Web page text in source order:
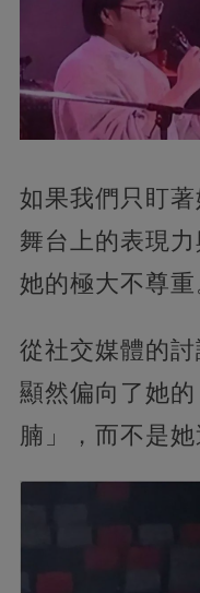
如果我們只盯
舞台上的表現
她的極大不尊重
從社交媒體的
顯然偏向了她
腩」，而不是她